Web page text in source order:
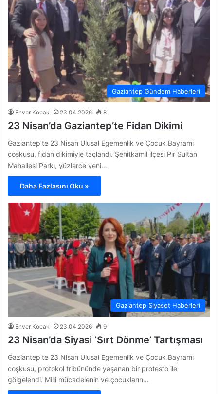
Gaziantep Gündem Haberleri
Enver Kocak 23.04.2026 8
23 Nisan’da Gaziantep’te Fidan Dikimi
Gaziantep’te 23 Nisan Ulusal Egemenlik ve Çocuk Bayramı
coşkusu, fidan dikimiyle taçlandı. Şehitkamil ilçesi Pir Sultan
Mahallesi Parkı, yüzlerce yeni…
Daha Fazlasını Oku »
Gaziantep Siyaset Haberleri
Enver Kocak 23.04.2026 9
23 Nisan’da Siyasi ‘Sırt Dönme’ Tartışması
Gaziantep’te 23 Nisan Ulusal Egemenlik ve Çocuk Bayramı
coşkusu, protokol tribününde yaşanan bir protesto ile
gölgelendi. Milli mücadelenin ve çocukların…